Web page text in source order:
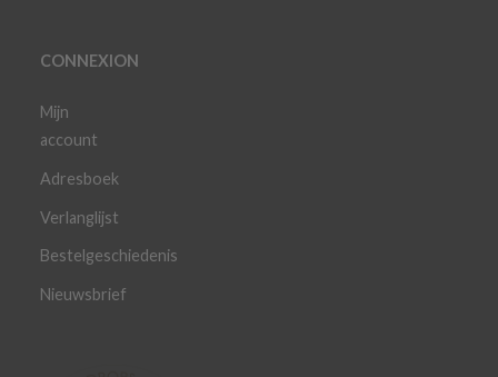
CONNEXION
Mijn
account
Adresboek
Verlanglijst
Bestelgeschiedenis
Nieuwsbrief